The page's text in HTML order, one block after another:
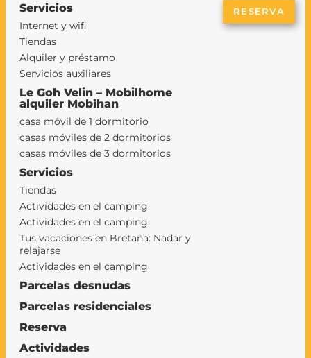
Servicios
Internet y wifi
Tiendas
Alquiler y préstamo
Servicios auxiliares
Le Goh Velin – Mobilhome
alquiler Mobihan
casa móvil de 1 dormitorio
casas móviles de 2 dormitorios
casas móviles de 3 dormitorios
Servicios
Tiendas
Actividades en el camping
Actividades en el camping
Tus vacaciones en Bretaña: Nadar y
relajarse
Actividades en el camping
Parcelas desnudas
Parcelas residenciales
Reserva
Actividades
RESERVA